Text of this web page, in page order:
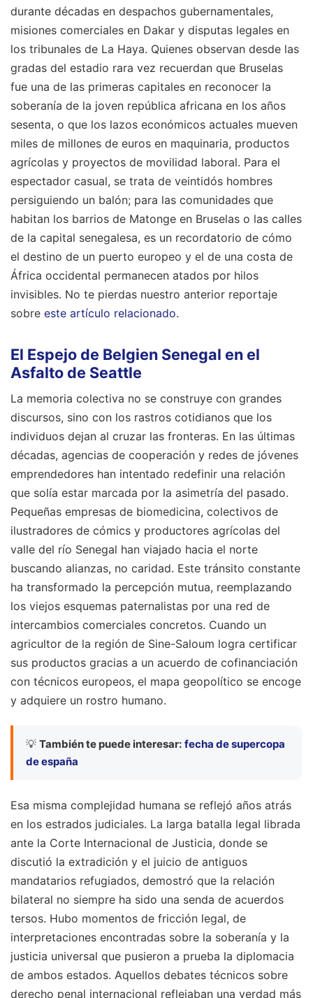
durante décadas en despachos gubernamentales,
misiones comerciales en Dakar y disputas legales en
los tribunales de La Haya. Quienes observan desde las
gradas del estadio rara vez recuerdan que Bruselas
fue una de las primeras capitales en reconocer la
soberanía de la joven república africana en los años
sesenta, o que los lazos económicos actuales mueven
miles de millones de euros en maquinaria, productos
agrícolas y proyectos de movilidad laboral. Para el
espectador casual, se trata de veintidós hombres
persiguiendo un balón; para las comunidades que
habitan los barrios de Matonge en Bruselas o las calles
de la capital senegalesa, es un recordatorio de cómo
el destino de un puerto europeo y el de una costa de
África occidental permanecen atados por hilos
invisibles. No te pierdas nuestro anterior reportaje
sobre este artículo relacionado.
El Espejo de Belgien Senegal en el
Asfalto de Seattle
La memoria colectiva no se construye con grandes
discursos, sino con los rastros cotidianos que los
individuos dejan al cruzar las fronteras. En las últimas
décadas, agencias de cooperación y redes de jóvenes
emprendedores han intentado redefinir una relación
que solía estar marcada por la asimetría del pasado.
Pequeñas empresas de biomedicina, colectivos de
ilustradores de cómics y productores agrícolas del
valle del río Senegal han viajado hacia el norte
buscando alianzas, no caridad. Este tránsito constante
ha transformado la percepción mutua, reemplazando
los viejos esquemas paternalistas por una red de
intercambios comerciales concretos. Cuando un
agricultor de la región de Sine-Saloum logra certificar
sus productos gracias a un acuerdo de cofinanciación
con técnicos europeos, el mapa geopolítico se encoge
y adquiere un rostro humano.
💡 También te puede interesar: fecha de supercopa
de españa
Esa misma complejidad humana se reflejó años atrás
en los estrados judiciales. La larga batalla legal librada
ante la Corte Internacional de Justicia, donde se
discutió la extradición y el juicio de antiguos
mandatarios refugiados, demostró que la relación
bilateral no siempre ha sido una senda de acuerdos
tersos. Hubo momentos de fricción legal, de
interpretaciones encontradas sobre la soberanía y la
justicia universal que pusieron a prueba la diplomacia
de ambos estados. Aquellos debates técnicos sobre
derecho penal internacional reflejaban una verdad más